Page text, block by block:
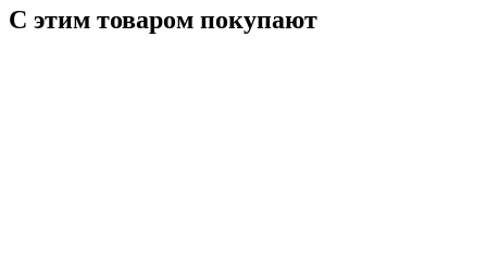
С этим товаром покупают